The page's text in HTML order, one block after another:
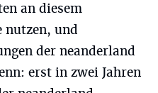
an diesem
nutzen, und
der neanderland
erst in zwei Jahren